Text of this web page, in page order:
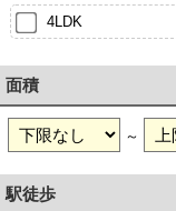
4LDK
面積
～
駅徒歩